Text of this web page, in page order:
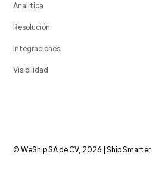
Analitica
Resolución
Integraciones
Visibilidad
© WeShip SA de CV, 2026 | Ship Smarter.